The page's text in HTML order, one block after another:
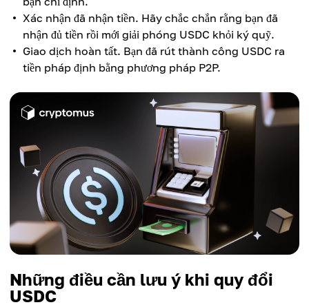
Xác nhận đã nhận tiền. Hãy chắc chắn rằng bạn đã
nhận đủ tiền rồi mới giải phóng USDC khỏi ký quỹ.
Giao dịch hoàn tất. Bạn đã rút thành công USDC ra
tiền pháp định bằng phương pháp P2P.
Những điều cần lưu ý khi quy đổi
USDC